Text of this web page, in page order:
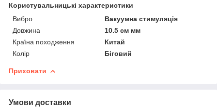
Користувальницькі характеристики
Вибро
Вакуумна стимуляція
Довжина
10.5 см мм
Країна походження
Китай
Колір
Біговий
Приховати
Умови доставки